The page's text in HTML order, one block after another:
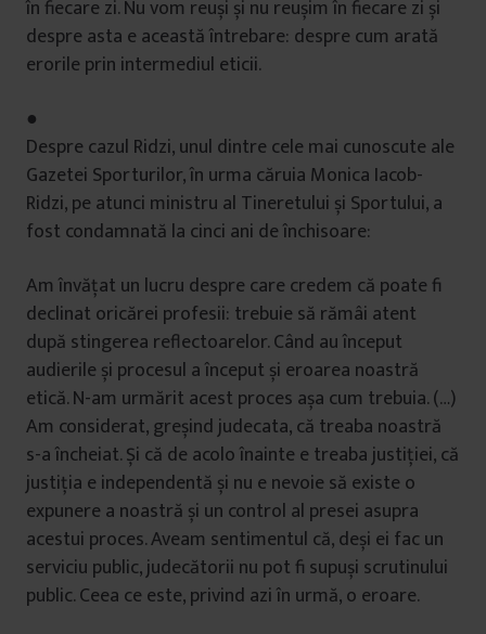
în fiecare zi. Nu vom reuși și nu reușim în fiecare zi și
despre asta e această întrebare: despre cum arată
erorile prin intermediul eticii.
●
Despre cazul Ridzi, unul dintre cele mai cunoscute ale
Gazetei Sporturilor, în urma căruia Monica Iacob-
Ridzi, pe atunci ministru al Tineretului și Sportului, a
fost condamnată la cinci ani de închisoare:
Am învățat un lucru despre care credem că poate fi
declinat oricărei profesii: trebuie să rămâi atent
după stingerea reflectoarelor. Când au început
audierile și procesul a început și eroarea noastră
etică. N-am urmărit acest proces așa cum trebuia. (…)
Am considerat, greșind judecata, că treaba noastră
s-a încheiat. Și că de acolo înainte e treaba justiției, că
justiția e independentă și nu e nevoie să existe o
expunere a noastră și un control al presei asupra
acestui proces. Aveam sentimentul că, deși ei fac un
serviciu public, judecătorii nu pot fi supuși scrutinului
public. Ceea ce este, privind azi în urmă, o eroare.